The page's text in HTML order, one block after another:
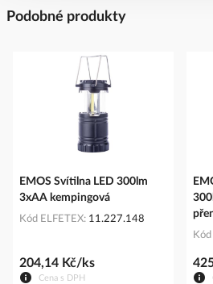
Podobné produkty
EMOS Svítilna LED 300lm
3xAA kempingová
Kód ELFETEX 11.227.148
Cena s DPH
204,14 Kč/ks